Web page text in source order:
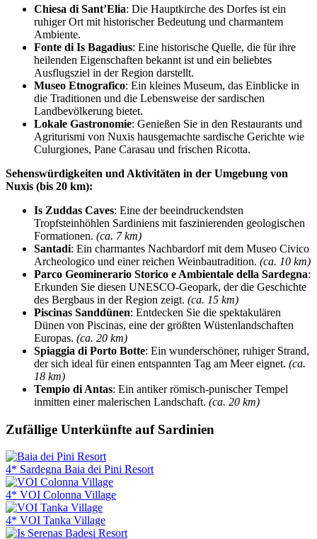
Chiesa di Sant’Elia: Die Hauptkirche des Dorfes ist ein
ruhiger Ort mit historischer Bedeutung und charmantem
Ambiente.
Fonte di Is Bagadius: Eine historische Quelle, die für ihre
heilenden Eigenschaften bekannt ist und ein beliebtes
Ausflugsziel in der Region darstellt.
Museo Etnografico: Ein kleines Museum, das Einblicke in
die Traditionen und die Lebensweise der sardischen
Landbevölkerung bietet.
Lokale Gastronomie: Genießen Sie in den Restaurants und
Agriturismi von Nuxis hausgemachte sardische Gerichte wie
Culurgiones, Pane Carasau und frischen Ricotta.
Sehenswürdigkeiten und Aktivitäten in der Umgebung von
Nuxis (bis 20 km):
Is Zuddas Caves: Eine der beeindruckendsten
Tropfsteinhöhlen Sardiniens mit faszinierenden geologischen
Formationen. (ca. 7 km)
Santadi: Ein charmantes Nachbardorf mit dem Museo Civico
Archeologico und einer reichen Weinbautradition. (ca. 10 km)
Parco Geominerario Storico e Ambientale della Sardegna:
Erkunden Sie diesen UNESCO-Geopark, der die Geschichte
des Bergbaus in der Region zeigt. (ca. 15 km)
Piscinas Sanddünen: Entdecken Sie die spektakulären
Dünen von Piscinas, eine der größten Wüstenlandschaften
Europas. (ca. 20 km)
Spiaggia di Porto Botte: Ein wunderschöner, ruhiger Strand,
der sich ideal für einen entspannten Tag am Meer eignet. (ca.
18 km)
Tempio di Antas: Ein antiker römisch-punischer Tempel
inmitten einer malerischen Landschaft. (ca. 20 km)
Zufällige Unterkünfte auf Sardinien
4* Sardegna Baia dei Pini Resort
4* VOI Colonna Village
4* VOI Tanka Village